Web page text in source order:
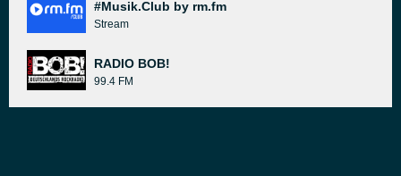
#Musik.Club by rm.fm
Stream
RADIO BOB!
99.4 FM